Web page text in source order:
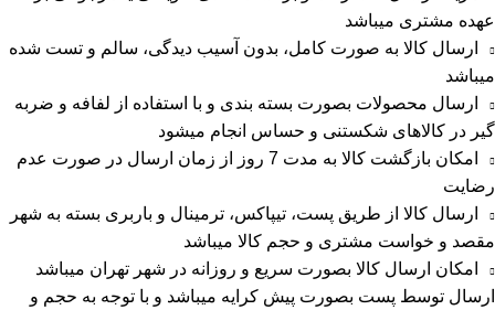
عهده مشتری میباشد
ارسال کالا به صورت کامل، بدون آسیب دیدگی، سالم و تست شده
میباشد
ارسال محصولات بصورت بسته بندی و با استفاده از لفافه و ضربه
گیر در کالاهای شکستنی و حساس انجام میشود
امکان بازگشت کالا به مدت 7 روز از زمان ارسال در صورت عدم
رضایت
ارسال کالا از طریق پست، تیپاکس، ترمینال و باربری بسته به شهر
مقصد و خواست مشتری و حجم کالا میباشد
امکان ارسال کالا بصورت سریع و روزانه در شهر تهران میباشد
ارسال توسط پست بصورت پیش کرایه میباشد و با توجه به حجم و